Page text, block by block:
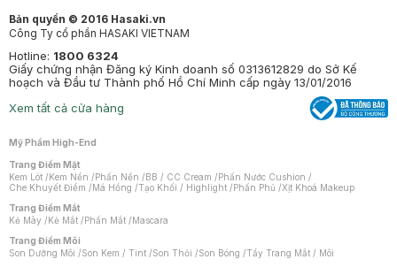
Bản quyền © 2016 Hasaki.vn
Công Ty cổ phần HASAKI VIETNAM
Hotline: 1800 6324
Giấy chứng nhận Đăng ký Kinh doanh số 0313612829 do Sở Kế
hoạch và Đầu tư Thành phố Hồ Chí Minh cấp ngày 13/01/2016
Xem tất cả cửa hàng
Mỹ Phẩm High-End
Trang Điểm Mặt
Kem Lót /Kem Nền /Phấn Nền /BB / CC Cream /Phấn Nước Cushion /
Che Khuyết Điểm /Má Hồng /Tạo Khối / Highlight /Phấn Phủ /Xịt Khoá Makeup
Trang Điểm Mắt
Kẻ Mày /Kẻ Mắt /Phấn Mắt /Mascara
Trang Điểm Môi
Son Dưỡng Môi /Son Kem / Tint /Son Thỏi /Son Bóng /Tẩy Trang Mắt / Môi